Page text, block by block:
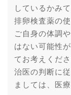
しているかみ
排卵検査薬の
ご自身の体調
はない可能性
てお考えくだ
治医の判断に
ましては、医